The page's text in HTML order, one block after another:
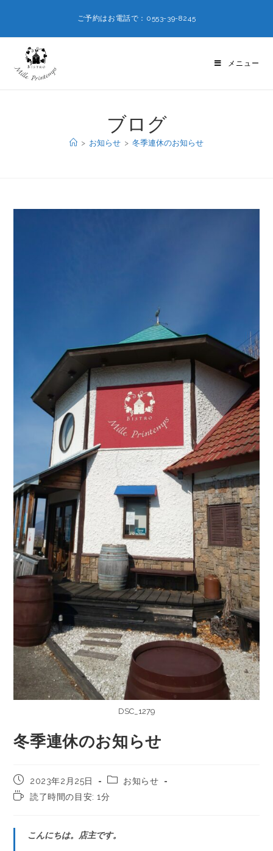
ご予約はお電話で：0553-39-8245
メニュー
ブログ
> お知らせ > 冬季連休のお知らせ
DSC_1279
冬季連休のお知らせ
2023年2月25日
お知らせ
読了時間の目安: 1分
こんにちは。店主です。